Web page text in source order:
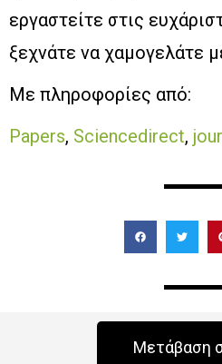
εργαστείτε στις
ξεχνάτε να χαμογελάτε
Με πληροφορίες από:
Papers, Sciencedirect,
Μετάβαση